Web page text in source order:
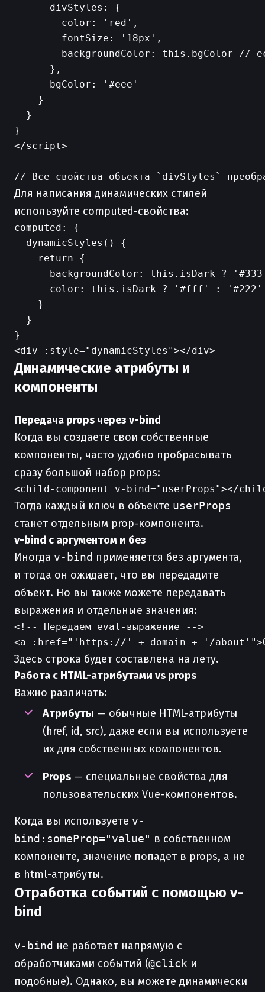
      divStyles: {
        color: 'red',
        fontSize: '18px',
backgroundColor: this.bgColor //
      },
      bgColor: '#eee'
    }
  }
}
</script>
Для написания динамических стилей
используйте computed-свойства:
computed: {
  dynamicStyles() {
    return {
backgroundColor: this.isDark ?
      color: this.isDark ? '#fff' : '#222'
    }
  }
Динамические атрибуты и
компоненты
Передача props через v-bind
Когда вы создаете свои собственные
компоненты, часто удобно пробрасывать
сразу большой набор props:
Тогда каждый ключ в объекте userProps
станет отдельным prop-компонента.
v-bind с аргументом и без
Иногда v-bind применяется без аргумента,
и тогда он ожидает, что вы передадите
объект. Но вы также можете передавать
выражения и отдельные значения:
<!-- Передаем eval-выражение -->
Здесь строка будет составлена на лету.
Работа с HTML-атрибутами vs props
Важно различать:
Атрибуты — обычные HTML-атрибуты
(href, id, src), даже если вы используете
их для собственных компонентов.
Props — специальные свойства для
пользовательских Vue-компонентов.
Когда вы используете v-
bind:someProp="value" в собственном
компоненте, значение попадет в props, а не
в html-атрибуты.
Отработка событий с помощью v-
bind
v-bind не работает напрямую с
обработчиками событий (@click и
подобные). Однако, вы можете динамически